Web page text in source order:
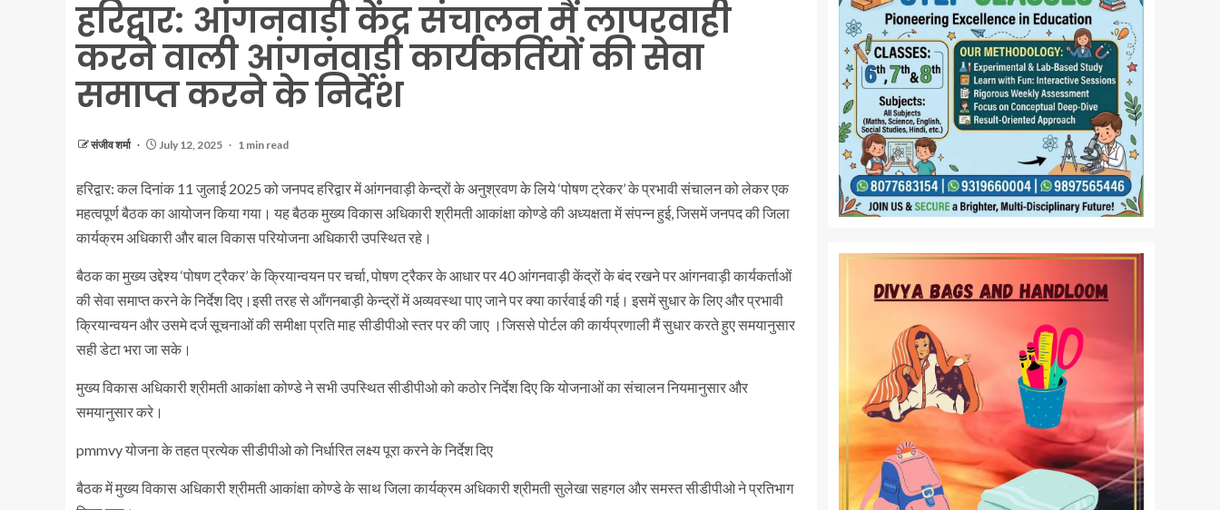
हरिद्वार: आंगनवाड़ी केंद्र संचालन मैं लापरवाही
करने वाली आंगनवाड़ी कार्यकर्तियों की सेवा
समाप्त करने के निर्देश
संजीव शर्मा July 12, 2025 1 min read
हरिद्वार: कल दिनांक 11 जुलाई 2025 को जनपद हरिद्वार में आंगनवाड़ी केन्द्रों के अनुश्रवण के लिये ‘पोषण ट्रेकर’ के प्रभावी संचालन को लेकर एक
महत्वपूर्ण बैठक का आयोजन किया गया। यह बैठक मुख्य विकास अधिकारी श्रीमती आकांक्षा कोण्डे की अध्यक्षता में संपन्न हुई, जिसमें जनपद की जिला
कार्यक्रम अधिकारी और बाल विकास परियोजना अधिकारी उपस्थित रहे।
बैठक का मुख्य उद्देश्य ‘पोषण ट्रैकर’ के क्रियान्वयन पर चर्चा, पोषण ट्रैकर के आधार पर 40 आंगनवाड़ी केंद्रों के बंद रखने पर आंगनवाड़ी कार्यकर्ताओं
की सेवा समाप्त करने के निर्देश दिए।इसी तरह से आँगनबाड़ी केन्द्रों में अव्यवस्था पाए जाने पर क्या कार्रवाई की गई। इसमें सुधार के लिए और प्रभावी
क्रियान्वयन और उसमे दर्ज सूचनाओं की समीक्षा प्रति माह सीडीपीओ स्तर पर की जाए ।जिससे पोर्टल की कार्यप्रणाली मैं सुधार करते हुए समयानुसार
सही डेटा भरा जा सके।
मुख्य विकास अधिकारी श्रीमती आकांक्षा कोण्डे ने सभी उपस्थित सीडीपीओ को कठोर निर्देश दिए कि योजनाओं का संचालन नियमानुसार और
समयानुसार करे।
pmmvy योजना के तहत प्रत्येक सीडीपीओ को निर्धारित लक्ष्य पूरा करने के निर्देश दिए
बैठक में मुख्य विकास अधिकारी श्रीमती आकांक्षा कोण्डे के साथ जिला कार्यक्रम अधिकारी श्रीमती सुलेखा सहगल और समस्त सीडीपीओ ने प्रतिभाग